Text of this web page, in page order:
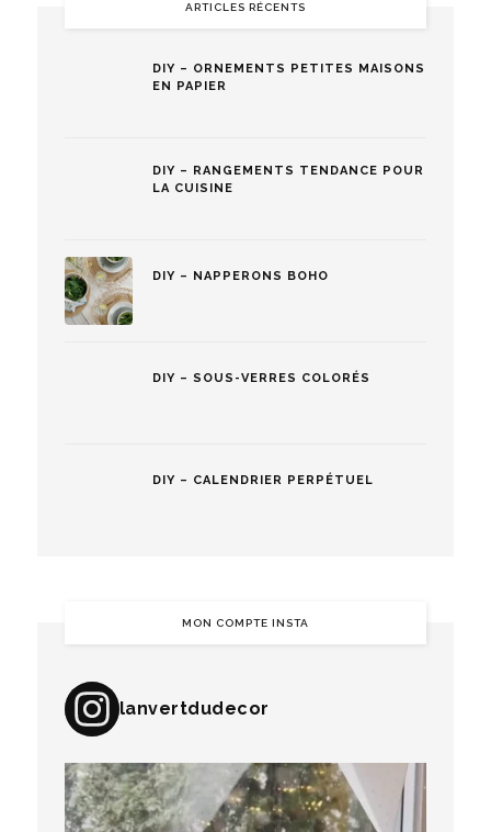
ARTICLES RÉCENTS
DIY – ORNEMENTS PETITES MAISONS
EN PAPIER
DIY – RANGEMENTS TENDANCE POUR
LA CUISINE
DIY – NAPPERONS BOHO
DIY – SOUS-VERRES COLORÉS
DIY – CALENDRIER PERPÉTUEL
MON COMPTE INSTA
lanvertdudecor